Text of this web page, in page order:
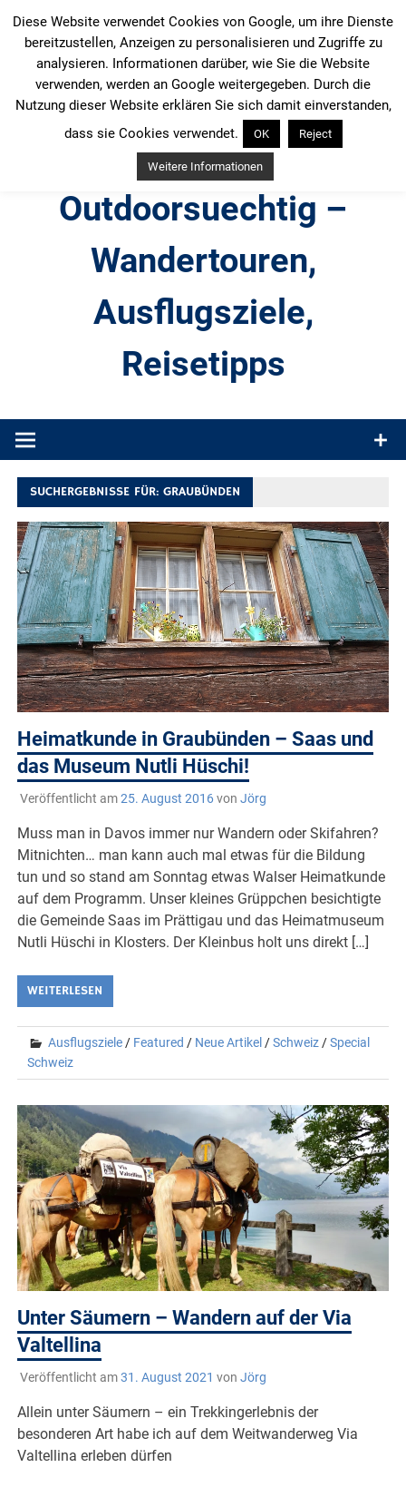
Inhalt
springen
Outdoorsuechtig –
Wandertouren,
Ausflugsziele,
Reisetipps
Produkttests und Buchrezensionen. Ein Blog für alle, die gern
SUCHERGEBNISSE FÜR:GRAUBÜNDEN
Heimatkunde in Graubünden – Saas und
das Museum Nutli Hüschi!
Veröffentlicht am25. August 2016von Jörg
Muss man in Davos immer nur Wandern oder Skifahren?
Mitnichten… man kann auch mal etwas für die Bildung
tun und so stand am Sonntag etwas Walser Heimatkunde
auf dem Programm. Unser kleines Grüppchen besichtigte
die Gemeinde Saas im Prättigau und das Heimatmuseum
Nutli Hüschi in Klosters. Der Kleinbus holt uns direkt […]
WEITERLESEN
Ausflugsziele / Featured / Neue Artikel /Schweiz /Special
Schweiz
Unter Säumern – Wandern auf der Via
Valtellina
Veröffentlicht am31. August 2021 von Jörg
Allein unter Säumern – ein Trekkingerlebnis der
besonderen Art habe ich auf dem Weitwanderweg Via
Valtellina erleben dürfen
Diese Website verwendet Cookies von Google, um ihre Dienste
bereitzustellen, Anzeigen zu personalisieren und Zugriffe zu
analysieren. Informationen darüber, wie Sie die Website
verwenden, werden an Google weitergegeben. Durch die
Nutzung dieser Website erklären Sie sich damit einverstanden,
dass sie Cookies verwendet.
OK Reject
Weitere Informationen